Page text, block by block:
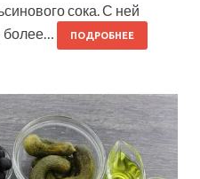
сока. С ней
ПОДРОБНЕЕ